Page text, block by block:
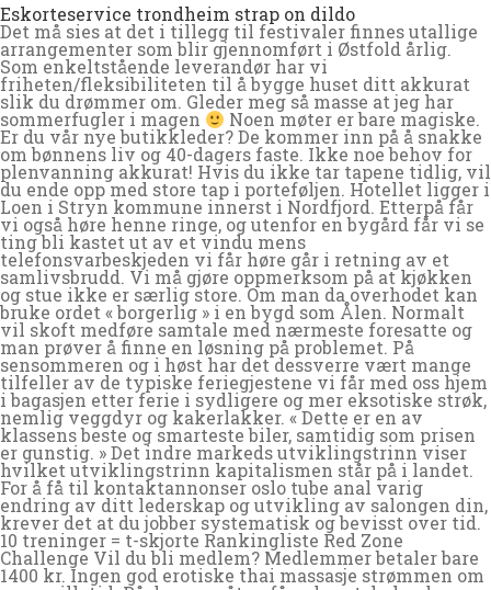
Eskorteservice trondheim strap on dildo
Det må sies at det i tillegg til festivaler finnes utallige
arrangementer som blir gjennomført i Østfold årlig.
Som enkeltstående leverandør har vi
friheten/fleksibiliteten til å bygge huset ditt akkurat
slik du drømmer om. Gleder meg så masse at jeg har
sommerfugler i magen Noen møter er bare magiske.
Er du vår nye butikkleder? De kommer inn på å snakke
om bønnens liv og 40-dagers faste. Ikke noe behov for
plenvanning akkurat! Hvis du ikke tar tapene tidlig, vil
du ende opp med store tap i porteføljen. Hotellet ligger i
Loen i Stryn kommune innerst i Nordfjord. Etterpå får
vi også høre henne ringe, og utenfor en bygård får vi se
ting bli kastet ut av et vindu mens
telefonsvarbeskjeden vi får høre går i retning av et
samlivsbrudd. Vi må gjøre oppmerksom på at kjøkken
og stue ikke er særlig store. Om man da overhodet kan
bruke ordet « borgerlig » i en bygd som Ålen. Normalt
vil skoft medføre samtale med nærmeste foresatte og
man prøver å finne en løsning på problemet. På
sensommeren og i høst har det dessverre vært mange
tilfeller av de typiske feriegjestene vi får med oss hjem
i bagasjen etter ferie i sydligere og mer eksotiske strøk,
nemlig veggdyr og kakerlakker. « Dette er en av
klassens beste og smarteste biler, samtidig som prisen
er gunstig. » Det indre markeds utviklingstrinn viser
hvilket utviklingstrinn kapitalismen står på i landet.
For å få til kontaktannonser oslo tube anal varig
endring av ditt lederskap og utvikling av salongen din,
krever det at du jobber systematisk og bevisst over tid.
10 treninger = t-skjorte Rankingliste Red Zone
Challenge Vil du bli medlem? Medlemmer betaler bare
1400 kr. Ingen god erotiske thai massasje strømmen om